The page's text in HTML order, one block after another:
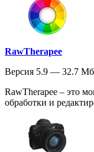
RawTherapee
Версия 5.9 — 32.7 Мб
RawTherapee – это
обработки и